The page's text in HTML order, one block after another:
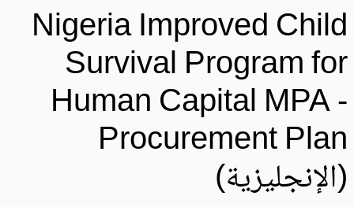
Nigeria Improved
Survival Program
Human Capital MPA
Procurement